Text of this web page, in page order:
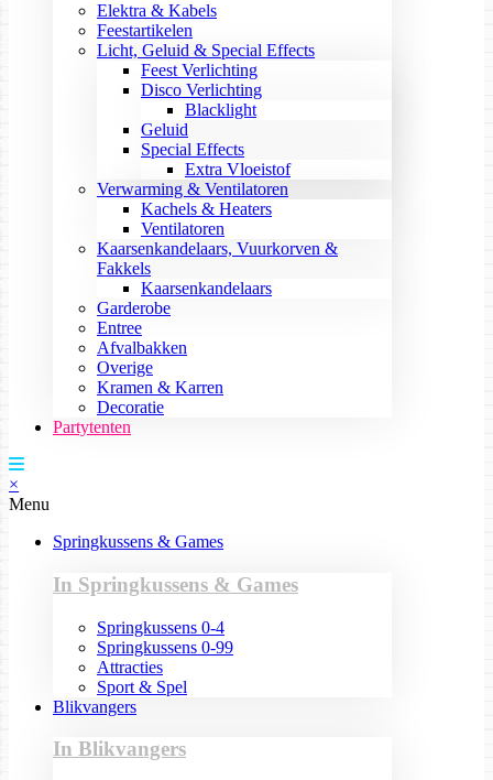
Elektra & Kabels
Feestartikelen
Licht, Geluid & Special Effects
Feest Verlichting
Disco Verlichting
Blacklight
Geluid
Special Effects
Extra Vloeistof
Verwarming & Ventilatoren
Kachels & Heaters
Ventilatoren
Kaarsenkandelaars, Vuurkorven &
Fakkels
Kaarsenkandelaars
Garderobe
Entree
Afvalbakken
Overige
Kramen & Karren
Decoratie
Partytenten
×
Menu
Springkussens & Games
In Springkussens & Games
Springkussens 0-4
Springkussens 0-99
Attracties
Sport & Spel
Blikvangers
In Blikvangers